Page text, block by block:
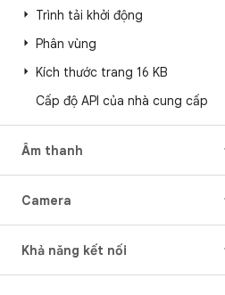
Trình tải khởi động
Phân vùng
Kích thước trang 16 KB
Cấp độ API của nhà cung cấp
Âm thanh
Camera
Khả năng kết nối